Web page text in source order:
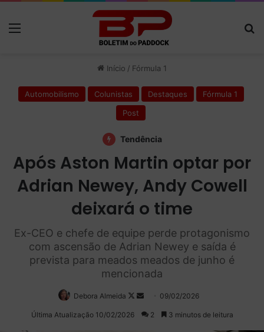
Início / Fórmula 1
Automobilismo Colunistas Destaques
Fórmula 1
Post
Tendência
Após Aston Martin optar por
Adrian Newey, Andy Cowell
deixará o time
Ex-CEO e chefe de equipe perde protagonismo
com ascensão de Adrian Newey e saída é
prevista para meados meados de junho é
mencionada
Debora Almeida
Follow
on
Mande
um
09/02/2026
Última Atualização 10/02/2026 2 3 minutos de leitura